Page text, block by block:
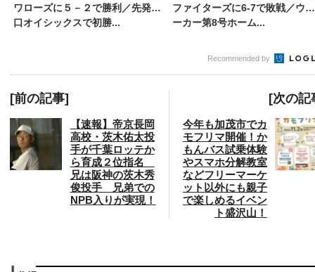
ワローズに５－２で勝利／先発井
口オイシックスで初勝...
ファイターズに6-7で敗戦／ウォ
ーカー第8号ホーム...
Recommended by
[前の記事]
【速報】帝京長岡
高校・茨木佑太投
手が千葉ロッテか
ら育成２位指名
兄は阪神の茨木秀
俊投手 兄弟での
NPB入りが実現！
[次の記
今年も加茂市でカ
モフリマ開催！か
もんバス試乗体験
やスマホ分解教室
などフリーマーケ
ット以外にも親子
で楽しめるイベン
ト盛沢山！